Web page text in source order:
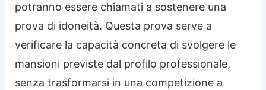
potranno essere chiamati a sostenere una
prova di idoneità. Questa prova serve a
verificare la capacità concreta di svolgere le
mansioni previste dal profilo professionale,
senza trasformarsi in una competizione a